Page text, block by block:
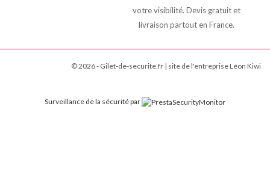
votre visibilité. Devis gratuit et
livraison partout en France.
© 2026 - Gilet-de-securite.fr | site de l'entreprise Léon Kiwi
Surveillance de la sécurité par